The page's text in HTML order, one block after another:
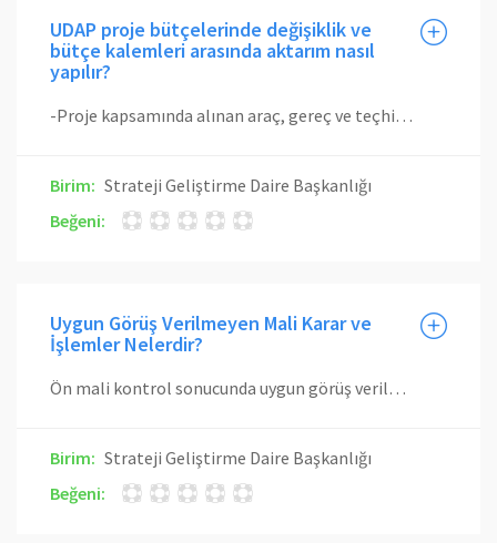
UDAP proje bütçelerinde değişiklik ve
bütçe kalemleri arasında aktarım nasıl
yapılır?
-Proje kapsamında alınan araç, gereç ve teçhizatın cinsinde değişiklik yapılmasına, projede öngörülmeyen yeni teçhizat alınmasına, proje kapsamında alınan teçhizatın proje süresince bakım ve onarımına yönelik giderlerin AFAD tarafından karşılanmasına proje yürütücüsünün gerekçeli başvurusu ve Proje İzleme ve Değerlendirme Grubunun önerisi üzerine AFAD tarafından karar verilir. Ancak, proje bütçe kalemleri arasında aktarım yapılması ile ilgili hususlar proje sözleşmesinde düzenlenir. -Proje önerisinin kabulünden sonra, projede çalışan kişilerle ilgili değişiklik talepleri gerekçeleri ile birlikte proje yürütücüsü tarafından Proje İzleme ve Değerlendirme Grubuna iletilir. Yönlendirme Komisyonu tarafından yapılacak değerlendirme sonucunda karara bağlanır.
Birim: Strateji Geliştirme Daire Başkanlığı
Beğeni:
Uygun Görüş Verilmeyen Mali Karar ve
İşlemler Nelerdir?
Ön mali kontrol sonucunda uygun görüş verilmediği halde harcama yetkilileri tarafından gerçekleştirilen işlemler, harcama yetkililerince ilgili birime yazılı olarak bildirilir. Birim tarafından bu tür işlemlerin kayıtları tutulacak ve aylık dönemler itibariyle Rektörlük Makamına bildirilir. Söz konusu kayıtlar iç ve dış denetim sırasında denetçilere de sunulur.
Birim: Strateji Geliştirme Daire Başkanlığı
Beğeni: